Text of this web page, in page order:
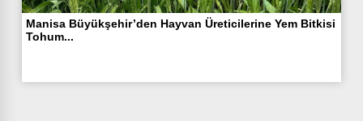
Manisa Büyükşehir’den Hayvan Üreticilerine Yem Bitkisi
Tohum...